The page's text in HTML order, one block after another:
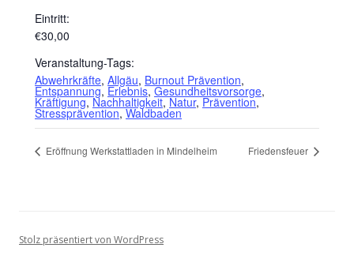
Eintritt:
€30,00
Veranstaltung-Tags:
Abwehrkräfte, Allgäu, Burnout Prävention,
Entspannung, Erlebnis,Gesundheitsvorsorge,
Kräftigung,Nachhaltigkeit,Natur,Prävention,
Stressprävention,Waldbaden
Eröffnung Werkstattladen in Mindelheim Friedensfeuer
Stolz präsentiert von WordPress